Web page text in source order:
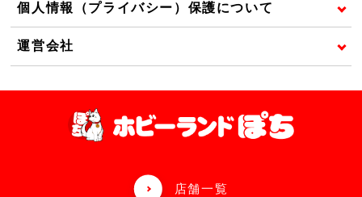
個人情報（プライバシー）保護について
運営会社
店舗一覧